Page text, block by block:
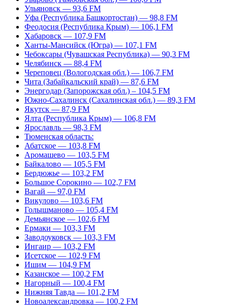
Ульяновск — 93,6 FM
Уфа (Республика Башкортостан) — 98,8 FM
Феодосия (Республика Крым) — 106,1 FM
Хабаровск — 107,9 FM
Ханты-Мансийск (Югра) — 107,1 FM
Чебоксары (Чувашская Республика) — 90,3 FM
Челябинск — 88,4 FM
Череповец (Вологодская обл.) — 106,7 FM
Чита (Забайкальский край) — 87,6 FM
Энергодар (Запорожская обл.) – 104,5 FM
Южно-Сахалинск (Сахалинская обл.) — 89,3 FM
Якутск — 87,9 FM
Ялта (Республика Крым) — 106,8 FM
Ярославль — 98,3 FM
Тюменская область:
Абатское — 103,8 FM
Аромашево — 103,5 FM
Байкалово — 105,5 FM
Бердюжье — 103,2 FM
Большое Сорокино — 102,7 FM
Вагай — 97,0 FM
Викулово — 103,6 FM
Голышманово — 105,4 FM
Демьянское — 102,6 FM
Ермаки — 103,3 FM
Заводоуковск — 103,3 FM
Ингаир — 103,2 FM
Исетское — 102,9 FM
Ишим — 104,9 FM
Казанское — 100,2 FM
Нагорный — 100,4 FM
Нижняя Тавда — 101,2 FM
Новоалександровка — 100,2 FM